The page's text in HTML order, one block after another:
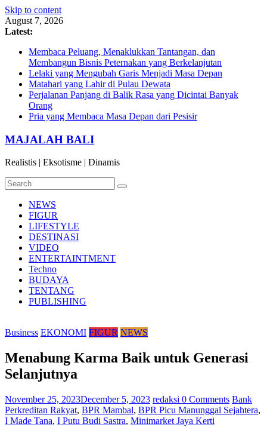
Skip to content
August 7, 2026
Latest:
Membaca Peluang, Menaklukkan Tantangan, dan
Membangun Bisnis Peternakan yang Berkelanjutan
Lelaki yang Mengubah Garis Menjadi Masa Depan
Matahari yang Lahir di Pulau Dewata
Perjalanan Panjang di Balik Rasa yang Dicintai Banyak
Orang
Pria yang Membaca Masa Depan dari Pesisir
MAJALAH BALI
Realistis | Eksotisme | Dinamis
NEWS
FIGUR
LIFESTYLE
DESTINASI
VIDEO
ENTERTAINTMENT
Techno
BUDAYA
TENTANG
PUBLISHING
Business EKONOMI FIGUR NEWS
Menabung Karma Baik untuk Generasi
Selanjutnya
November 25, 2023December 5, 2023 redaksi 0 Comments Bank
Perkreditan Rakyat, BPR Mambal, BPR Picu Manunggal Sejahtera,
I Made Tana, I Putu Budi Sastra, Minimarket Jaya Kerti